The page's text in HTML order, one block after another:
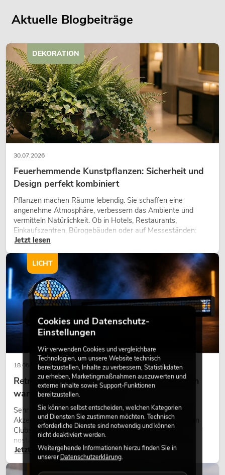
Aktuelle Blogbeiträge
30.07.2026
Feuerhemmende Kunstpflanzen: Sicherheit und
Design perfekt kombiniert
Pflanzen machen Räume lebendig. Sie schaffen eine
angenehme Atmosphäre, verbessern das Ambiente und
vermitteln Natürlichkeit. Ob in Hotels, Restaurants,
Einkaufszentren, Bürogebäuden oder auf Messeständen:
eine hochwertige Begrünung gehört heute längst zum
modernen Raumkonzept.
Jetzt lesen
DEKORATION
18.06.2026
Retro-Licht im modernen Lichtdesign: Warum
warmes Licht wieder wirkt
Sehr warmes Licht, sichtbare Leuchtflächen und farbige
Akzente prägen viele aktuelle Lichtdesigns auf Bühnen, in
Clubs und bei Events. Retro-Licht ist dabei kein rein
nostalgischer Effekt, sondern ein bewusst eingesetztes
Gestaltungsmittel: Es schafft Atmosphäre, gibt Szenen
Charakter und kann technische LED-Setups emotionaler
wirken lassen.
Jetzt lesen
LICHT
Cookies und Datenschutz-
Einstellungen
Wir verwenden Cookies und vergleichbare
Technologien, um unsere Website technisch
bereitzustellen, Inhalte zu verbessern, Statistikdaten
zu erheben, Marketingmaßnahmen auszuwerten und
externe Inhalte sowie Support-Funktionen
bereitzustellen.
Sie können selbst entscheiden, welchen Kategorien
und Diensten Sie zustimmen möchten. Technisch
erforderliche Dienste sind notwendig und können
nicht deaktiviert werden.
Weitergehende Informationen hierzu finden Sie in
unsererDatenschutzerklärung.